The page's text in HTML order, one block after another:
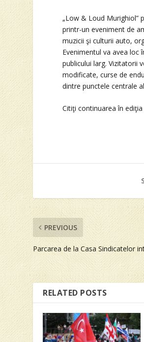
„Low & Loud Murighiol”
printr-un eveniment de
muzicii şi culturii auto,
Evenimentul va avea loc
publicului larg. Vizitatorii
modificate, curse de
dintre punctele centrale
Citiţi continuarea în
PREVIOUS
Parcarea de la Casa Sindicatelor
RELATED POSTS